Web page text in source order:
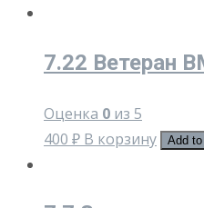
7.22 Ветеран
Оценка 0 из 5
400 ₽ В корзину Add